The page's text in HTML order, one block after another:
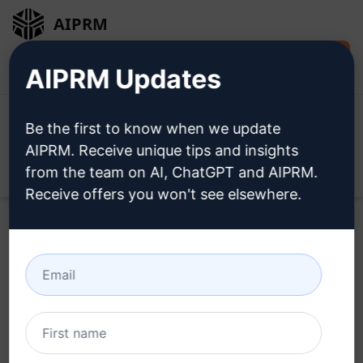
AIPRM
gratuitamente
Provate questo
Prompt di
Claudeadesso
AIPRM Updates
Be the first to know when we update
AIPRM. Receive unique tips and insights
from the team on AI, ChatGPT and AIPRM.
Receive offers you won't see elsewhere.